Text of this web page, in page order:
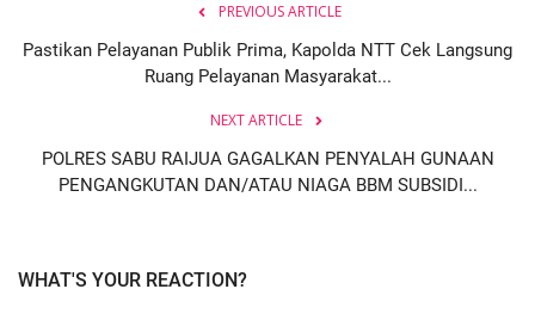
PREVIOUS ARTICLE
Pastikan Pelayanan Publik Prima, Kapolda NTT Cek Langsung
Ruang Pelayanan Masyarakat...
NEXT ARTICLE
POLRES SABU RAIJUA GAGALKAN PENYALAH GUNAAN
PENGANGKUTAN DAN/ATAU NIAGA BBM SUBSIDI...
WHAT'S YOUR REACTION?